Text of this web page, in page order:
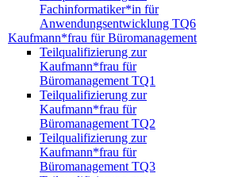
Fachinformatiker*in für
Anwendungsentwicklung TQ6
Kaufmann*frau für Büromanagement
Teilqualifizierung zur
Kaufmann*frau für
Büromanagement TQ1
Teilqualifizierung zur
Kaufmann*frau für
Büromanagement TQ2
Teilqualifizierung zur
Kaufmann*frau für
Büromanagement TQ3